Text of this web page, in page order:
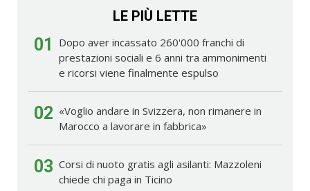
LE PIÙ LETTE
01
Dopo aver incassato 260'000 franchi di
prestazioni sociali e 6 anni tra ammonimenti
e ricorsi viene finalmente espulso
02 «Voglio andare in Svizzera, non rimanere in
Marocco a lavorare in fabbrica»
03 Corsi di nuoto gratis agli asilanti: Mazzoleni
chiede chi paga in Ticino